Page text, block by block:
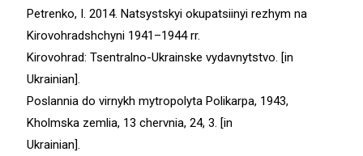
Petrenko, I. 2014. Natsystskyi okupatsiinyi rezhym na
Kirovohradshchyni 1941–1944 rr.
Kirovohrad: Tsentralno-Ukrainske vydavnytstvo. [in
Ukrainian].
Poslannia do virnykh mytropolyta Polikarpa, 1943,
Kholmska zemlia, 13 chervnia, 24, 3. [in
Ukrainian].